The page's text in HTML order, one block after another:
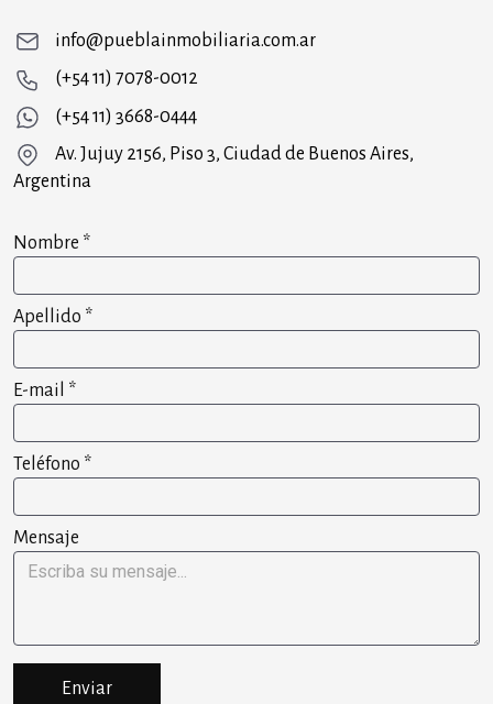
info@pueblainmobiliaria.com.ar
(+54 11) 7078-0012
(+54 11) 3668-0444
Av. Jujuy 2156, Piso 3, Ciudad de Buenos Aires,
Argentina
Nombre *
Apellido *
E-mail *
Teléfono *
Mensaje
Enviar